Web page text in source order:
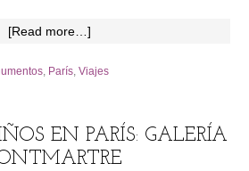
[Read more…]
, París,Viajes
EN PARÍS: GALERÍA